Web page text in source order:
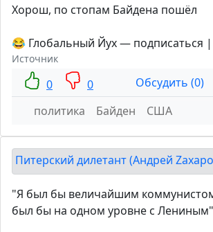
Хорош, по стопам Байдена пошёл
😂 Глобальный Йух —
Источник
0 0
Обсудить (0)
политика
Байден США
Питерский дилетант (Андрей
"Я был бы величайшим
был бы на одном уровне с